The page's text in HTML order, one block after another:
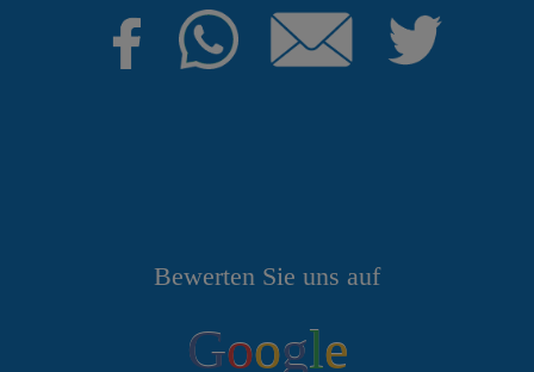
Bewerten Sie uns auf
Google